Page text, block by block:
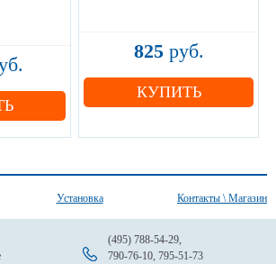
825руб.
КУПИТЬ
Установка Контакты \ Магазин
(495) 788-54-29,
790-76-10, 795-51-73